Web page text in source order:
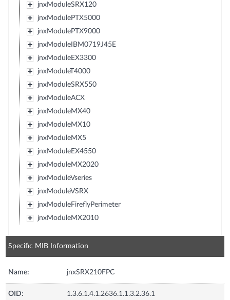
jnxModuleSRX120
jnxModulePTX5000
jnxModulePTX9000
jnxModuleIBM0719J45E
jnxModuleEX3300
jnxModuleT4000
jnxModuleSRX550
jnxModuleACX
jnxModuleMX40
jnxModuleMX10
jnxModuleMX5
jnxModuleEX4550
jnxModuleMX2020
jnxModuleVseries
jnxModuleVSRX
jnxModuleFireflyPerimeter
jnxModuleMX2010
Specific MIB Information
Name: jnxSRX210FPC
OID: 1.3.6.1.4.1.2636.1.1.3.2.36.1